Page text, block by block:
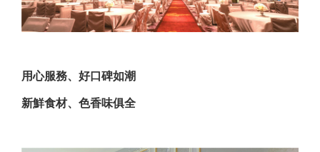
用心服務、好口碑如潮
新鮮食材、色香味俱全